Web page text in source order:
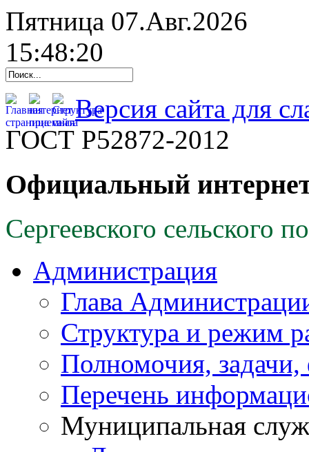
Пятница 07.Авг.2026
15:48:21
Версия сайта для
ГОСТ Р52872-2012
Официальный
Сергеевского сельского
Администрация
Глава
Структура и режим
Полномочия,
Перечень
Муниципальная